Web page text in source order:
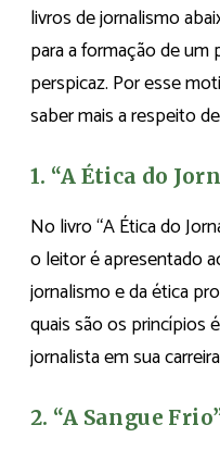
livros de jornalismo
para a formação de
perspicaz. Por esse
saber mais a respeito
1. “A Ética do
No livro “A Ética do
o leitor é apresentado
jornalismo e da ética
quais são os princípios
jornalista em sua
2. “A Sangue